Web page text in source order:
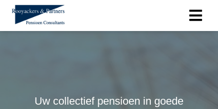
Uw collectief pensioen in goede